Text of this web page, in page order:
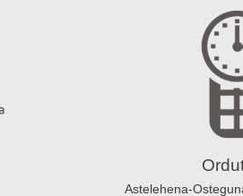
Astelehena-